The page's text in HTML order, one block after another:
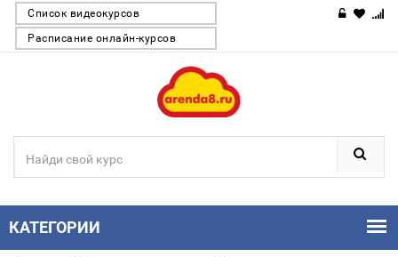
Список видеокурсов
Расписание онлайн-курсов
КАТЕГОРИИ